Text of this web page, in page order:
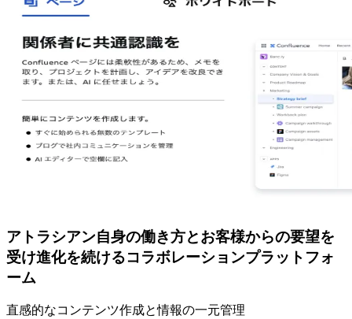
アトラシアン自身の働き方とお客様からの要望を
受け進化を続けるコラボレーションプラットフォ
ーム
直感的なコンテンツ作成と情報の一元管理